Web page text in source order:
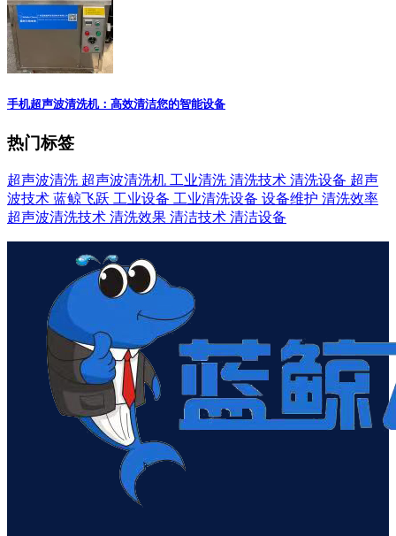
手机超声波清洗机：高效清洁您的智能设备
热门标签
超声波清洗 超声波清洗机 工业清洗 清洗技术 清洗设备 超声
波技术 蓝鲸飞跃 工业设备 工业清洗设备 设备维护 清洗效率
超声波清洗技术 清洗效果 清洁技术 清洁设备